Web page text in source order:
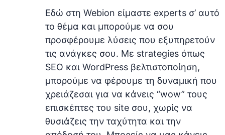
Εδώ στη Webion είμαστε experts σ’ αυτό
το θέμα και μπορούμε να σου
προσφέρουμε λύσεις που εξυπηρετούν
τις ανάγκες σου. Με strategies όπως
SEO και WordPress βελτιστοποίηση,
μπορούμε να φέρουμε τη δυναμική που
χρειάζεσαι για να κάνεις “wow” τους
επισκέπτες του site σου, χωρίς να
θυσιάζεις την ταχύτητα και την